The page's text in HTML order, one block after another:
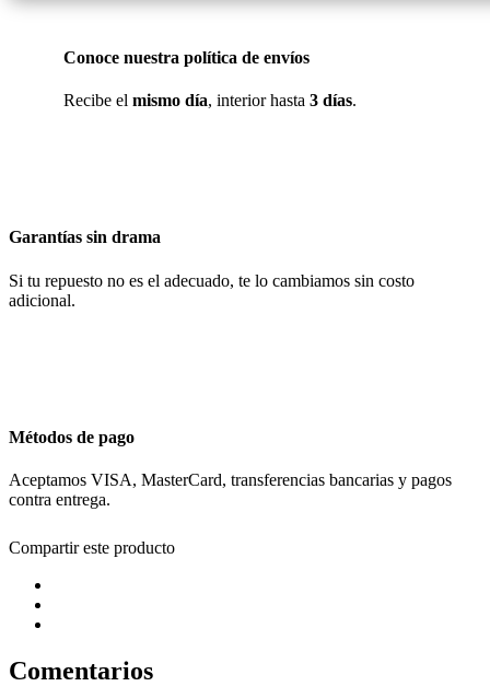
Conoce nuestra política de envíos
Recibe el mismo día, interior hasta 3 días.
Garantías sin drama
Si tu repuesto no es el adecuado, te lo cambiamos sin costo
adicional.
Métodos de pago
Aceptamos VISA, MasterCard, transferencias bancarias y pagos
contra entrega.
Compartir este producto
Comentarios